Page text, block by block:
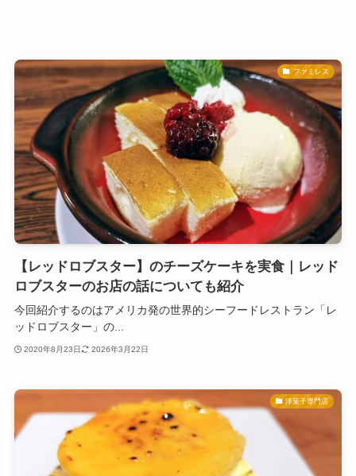
ファミレス
【レッドロブスター】のチーズケーキを実食｜レッド
ロブスターのお店の話についても紹介
今回紹介するのはアメリカ発の世界的シーフードレストラン「レ
ッドロブスター」の...
2020年8月23日 2026年3月22日
洋菓子専門店